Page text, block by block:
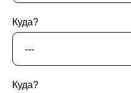
Куда?
Куда?